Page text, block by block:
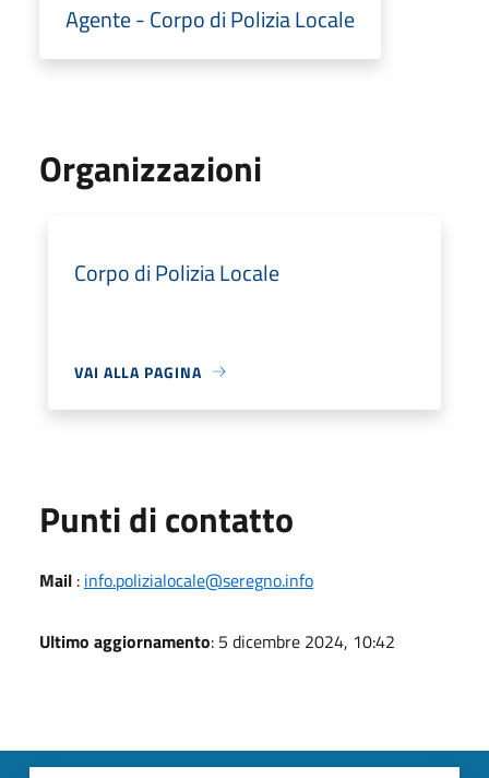
Agente - Corpo di Polizia Locale
Organizzazioni
Corpo di Polizia Locale
VAI ALLA PAGINA
Punti di contatto
Mail : info.polizialocale@seregno.info
Ultimo aggiornamento: 5 dicembre 2024, 10:42